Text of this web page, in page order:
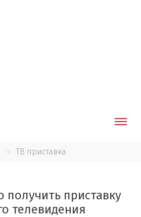
ТВ приставка
получить приставку
телевидения